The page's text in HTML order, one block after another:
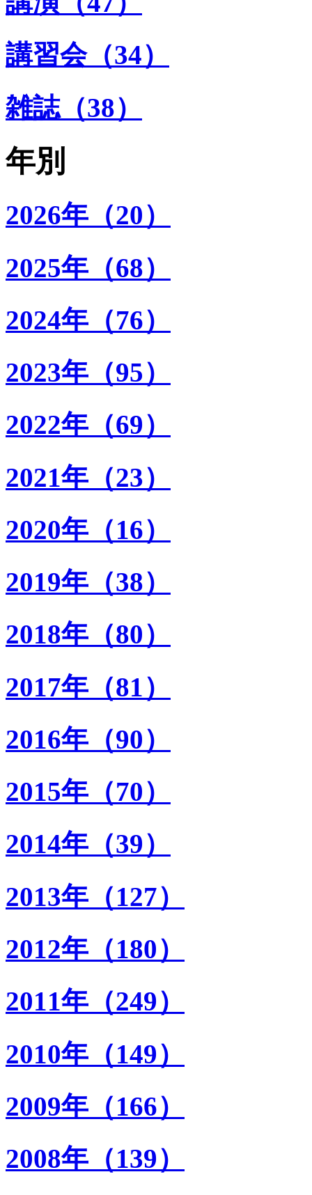
講習会（34）
雑誌（38）
年別
2026年（20）
2025年（68）
2024年（76）
2023年（95）
2022年（69）
2021年（23）
2020年（16）
2019年（38）
2018年（80）
2017年（81）
2016年（90）
2015年（70）
2014年（39）
2013年（127）
2012年（180）
2011年（249）
2010年（149）
2009年（166）
2008年（139）